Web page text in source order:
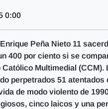
0:00
Peña Nieto 11
400 por ciento si se
Multimedial
perpetrados 51
de modo violento de
cinco laicos y una